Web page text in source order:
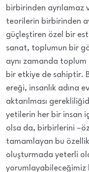
birbirinden ayrılamaz
teorilerin birbirinden
güçleştiren özel bir
sanat, toplumun bir
aynı zamanda toplum
bir etkiye de sahiptir.
ereği, insanlık adına
aktarılması
yetilerin her bir insan
olsa da, birbirlerini
tamamlayan bu
oluşturmada yeterli
yorumlayabileceğimiz